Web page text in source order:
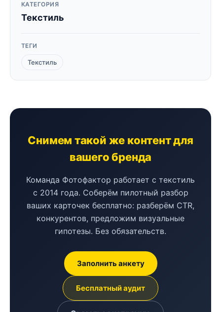
КАТЕГОРИЯ
Текстиль
ТЕГИ
Текстиль
Снимем такой же контент для
вашего бренда
Команда Фотофактор работает с текстиль
с 2014 года. Соберём пилотный разбор
ваших карточек бесплатно: разберём CTR,
конкурентов, предложим визуальные
гипотезы. Без обязательств.
Заполнить анкету
Бесплатный аудит